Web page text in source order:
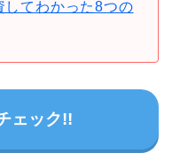
てわかった8つの
ェック!!